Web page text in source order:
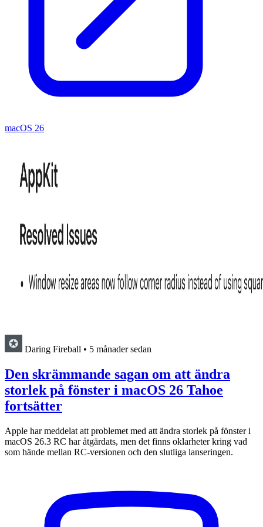
macOS 26
Daring Fireball • 5 månader sedan
Den skrämmande sagan om att ändra
storlek på fönster i macOS 26 Tahoe
fortsätter
Apple har meddelat att problemet med att ändra storlek på fönster i
macOS 26.3 RC har åtgärdats, men det finns oklarheter kring vad
som hände mellan RC-versionen och den slutliga lanseringen.